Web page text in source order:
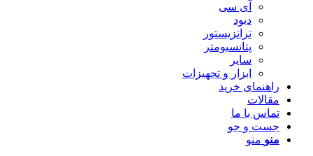
آی سی
دیود
ترانزیستور
پتانسیومتر
سایر
ابزار و تجهیزات
راهنمای خرید
مقالات
تماس با ما
جست و جو
منو منو